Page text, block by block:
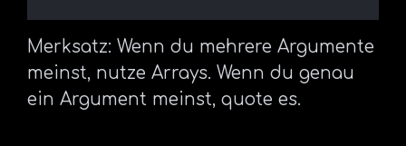
Merksatz: Wenn du mehrere Argumente
meinst, nutze Arrays. Wenn du genau
ein Argument meinst, quote es.